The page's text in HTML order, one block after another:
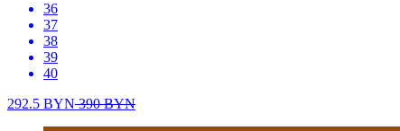
36
37
38
39
40
292.5 BYN390BYN